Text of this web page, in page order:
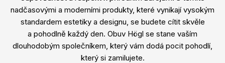
nadčasovými a moderními produkty, které vynikají vysokým
standardem estetiky a designu, se budete cítit skvěle
a pohodlně každý den. Obuv Högl se stane vaším
dlouhodobým společníkem, který vám dodá pocit pohodlí,
který si zamilujete.